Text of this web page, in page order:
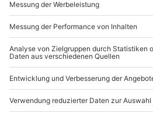
Hausboot